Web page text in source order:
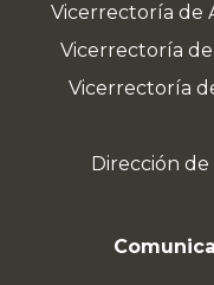
Vicerrectoría de
Vicerrectoría
Vicerrectoría
Dirección